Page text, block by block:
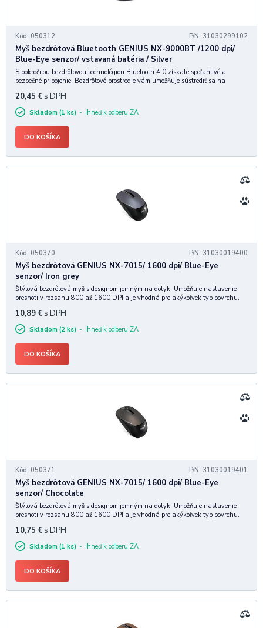
Kód: 050312 P/N: 31030299102
Myš bezdrôtová Bluetooth GENIUS NX-9000BT /1200 dpi/
Blue-Eye senzor/ vstavaná batéria / Silver
S pokročilou bezdrôtovou technológiou Bluetooth 4.0 získate spoľahlivé a
bezpečné pripojenie. Bezdrôtové prostredie vám umožňuje sústrediť sa na
320 mAh odstraňuje potrebu A
20,45 € s DPH
Skladom (1 ks) ihneď k odberu ZA
DO KOŠÍKA
Kód: 050370 P/N: 31030019400
Myš bezdrôtová GENIUS NX-7015/ 1600 dpi/ Blue-Eye
senzor/ Iron grey
Štýlová bezdrôtová myš s designom jemným na dotyk. Umožňuje nastavenie
presnoti v rozsahu 800 až 1600 DPI a je vhodná pre akýkoľvek typ povrchu.
Senzor: Blue eye Hmotnosť:
10,89 € s DPH
Skladom (2 ks) ihneď k odberu ZA
DO KOŠÍKA
Kód: 050371 P/N: 31030019401
Myš bezdrôtová GENIUS NX-7015/ 1600 dpi/ Blue-Eye
senzor/ Chocolate
Štýlová bezdrôtová myš s designom jemným na dotyk. Umožňuje nastavenie
presnoti v rozsahu 800 až 1600 DPI a je vhodná pre akýkoľvek typ povrchu.
Senzor: Blue eye Hmotnosť:
10,75 € s DPH
Skladom (1 ks) ihneď k odberu ZA
DO KOŠÍKA